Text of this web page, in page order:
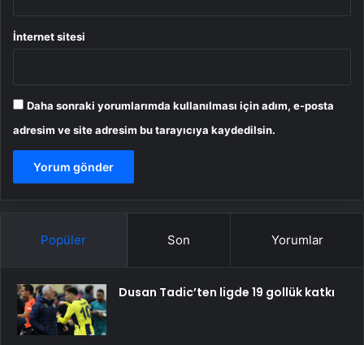
İnternet sitesi
Daha sonraki yorumlarımda kullanılması için adım, e-posta
adresim ve site adresim bu tarayıcıya kaydedilsin.
Popüler Son Yorumlar
Dusan Tadic’ten ligde 19 gollük katkı